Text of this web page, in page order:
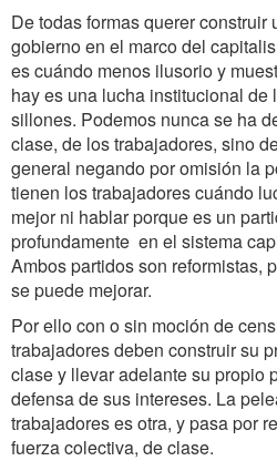
De todas formas querer construir
gobierno en el marco del
es cuándo menos ilusorio y
hay es una lucha institucional de
sillones. Podemos nunca se ha
clase, de los trabajadores, sino
general negando por omisión la
tienen los trabajadores cuándo
mejor ni hablar porque es un
profundamente en el sistema
Ambos partidos son reformistas,
se puede mejorar.
Por ello con o sin moción de
trabajadores deben construir su
clase y llevar adelante su propio
defensa de sus intereses. La
trabajadores es otra, y pasa por
fuerza colectiva, de clase.